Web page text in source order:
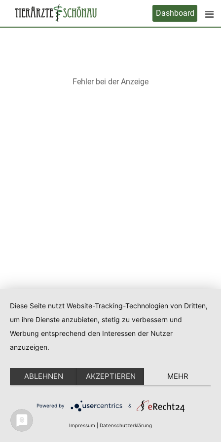
Dashboard
Fehler bei der Anzeige
Diese Seite nutzt Website-Tracking-Technologien von Dritten,
um ihre Dienste anzubieten, stetig zu verbessern und
Werbung entsprechend den Interessen der Nutzer
anzuzeigen.
ABLEHNEN AKZEPTIEREN MEHR
Powered by &
Impressum Datenschutzerklärung